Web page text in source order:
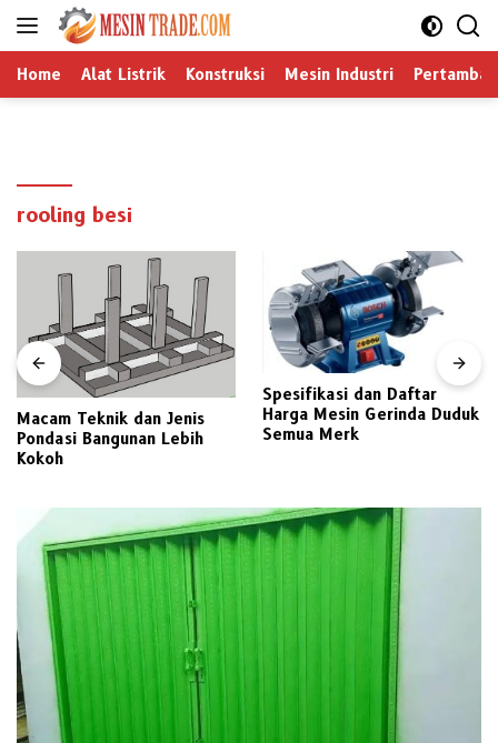
Langsung
Home Alat Listrik Konstruksi Mesin Industri
rooling besi
Macam Teknik dan Jenis
Pondasi Bangunan Lebih
Kokoh
Spesifikasi dan Daftar
Harga Mesin Gerinda Duduk
Semua Merk